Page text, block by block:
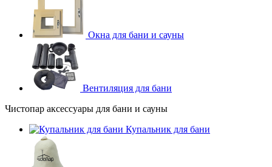
Окна для бани и сауны
Вентиляция для бани
Чистопар аксессуары для бани и сауны
Купальник для бани